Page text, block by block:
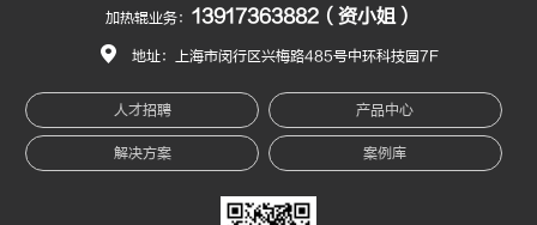
加热辊业务： 13917363882（资小姐）
地址：上海市闵行区兴梅路485号中环科技园7F
人才招聘 产品中心
解决方案 案例库